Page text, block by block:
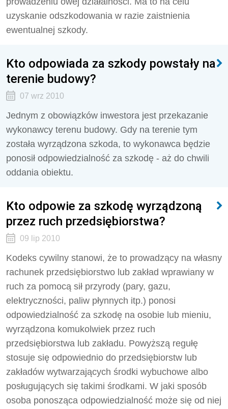
uzyskanie odszkodowania w razie zaistnienia
ewentualnej szkody.
Kto odpowiada za szkody powstały na
terenie budowy?
07 wrz 2010
Jednym z obowiązków inwestora jest przekazanie
wykonawcy terenu budowy. Gdy na terenie tym
została wyrządzona szkoda, to wykonawca będzie
ponosił odpowiedzialność za szkodę - aż do chwili
oddania obiektu.
Kto odpowie za szkodę wyrządzoną
przez ruch przedsiębiorstwa?
09 lip 2010
Kodeks cywilny stanowi, że to prowadzący na własny
rachunek przedsiębiorstwo lub zakład wprawiany w
ruch za pomocą sił przyrody (pary, gazu,
elektryczności, paliw płynnych itp.) ponosi
odpowiedzialność za szkodę na osobie lub mieniu,
wyrządzona komukolwiek przez ruch
przedsiębiorstwa lub zakładu. Powyższą regułę
stosuje się odpowiednio do przedsiębiorstw lub
zakładów wytwarzających środki wybuchowe albo
posługujących się takimi środkami. W jaki sposób
osoba ponosząca odpowiedzialność może się od niej